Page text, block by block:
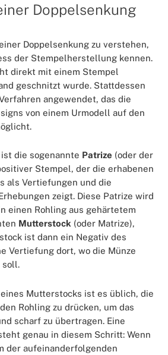
Doppelsenkung
Doppelsenkung zu verstehen,
der Stempelherstellung kennen.
direkt mit einem Stempel
geschnitzt wurde. Stattdessen
angewendet, das die
von einem Urmodell auf den
die sogenannte Patrize (oder der
Stempel, der die erhabenen
als Vertiefungen und die
zeigt. Diese Patrize wird
einen Rohling aus gehärtetem
Mutterstock (oder Matrize),
ist dann ein Negativ des
Vertiefung dort, wo die Münze
soll.
Mutterstocks ist es üblich, die
Rohling zu drücken, um das
scharf zu übertragen. Eine
genau in diesem Schritt: Wenn
der aufeinanderfolgenden